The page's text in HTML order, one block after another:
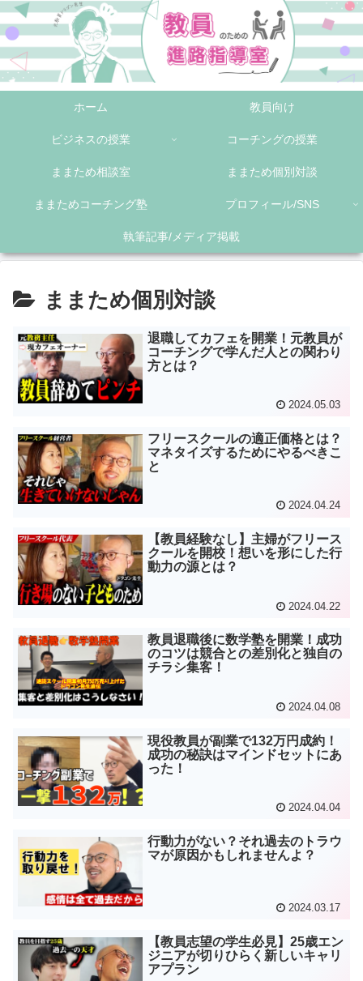
ホーム 教員向け
ビジネスの授業 コーチングの授業
ままため相談室 ままため個別対談
ままためコーチング塾 プロフィール/SNS
執筆記事/メディア掲載
ままため個別対談
退職してカフェを開業！元教員が
コーチングで学んだ人との関わり
方とは？
2024.05.03
フリースクールの適正価格とは？
マネタイズするためにやるべきこ
と
2024.04.24
【教員経験なし】主婦がフリース
クールを開校！想いを形にした行
動力の源とは？
2024.04.22
教員退職後に数学塾を開業！成功
のコツは競合との差別化と独自の
チラシ集客！
2024.04.08
現役教員が副業で132万円成約！
成功の秘訣はマインドセットにあ
った！
2024.04.04
行動力がない？それ過去のトラウ
マが原因かもしれませんよ？
2024.03.17
【教員志望の学生必見】25歳エン
ジニアが切りひらく新しいキャリ
アプラン